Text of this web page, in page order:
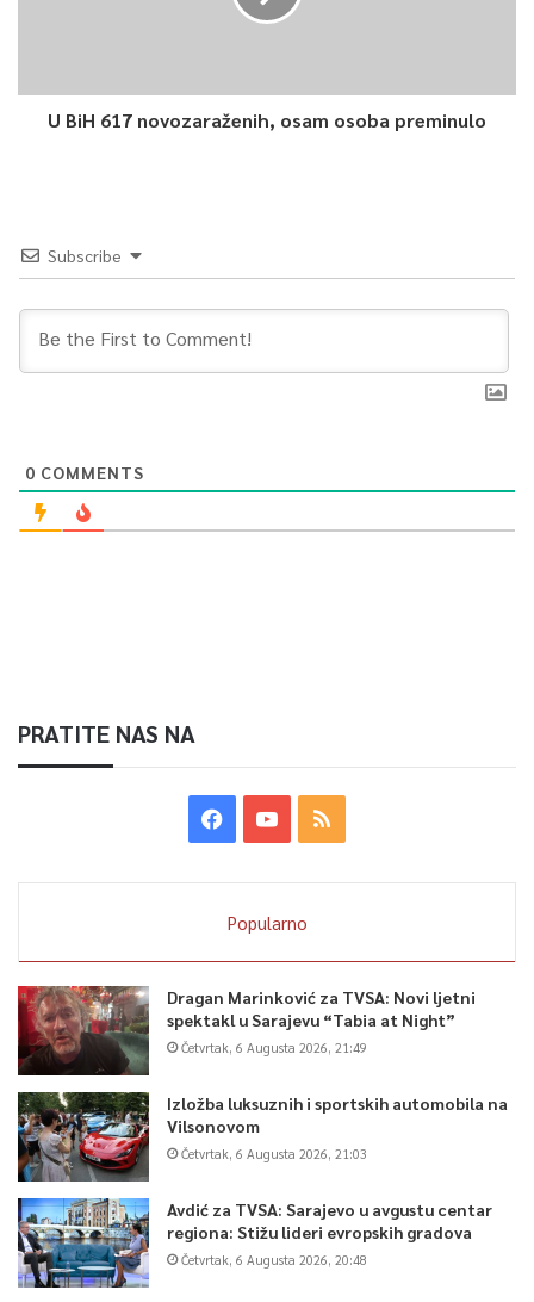
U BiH 617 novozaraženih, osam osoba preminulo
Subscribe
0 COMMENTS
PRATITE NAS NA
Popularno
Dragan Marinković za TVSA: Novi ljetni
spektakl u Sarajevu “Tabia at Night”
Četvrtak, 6 Augusta 2026, 21:49
Izložba luksuznih i sportskih automobila na
Vilsonovom
Četvrtak, 6 Augusta 2026, 21:03
Avdić za TVSA: Sarajevo u avgustu centar
regiona: Stižu lideri evropskih gradova
Četvrtak, 6 Augusta 2026, 20:48